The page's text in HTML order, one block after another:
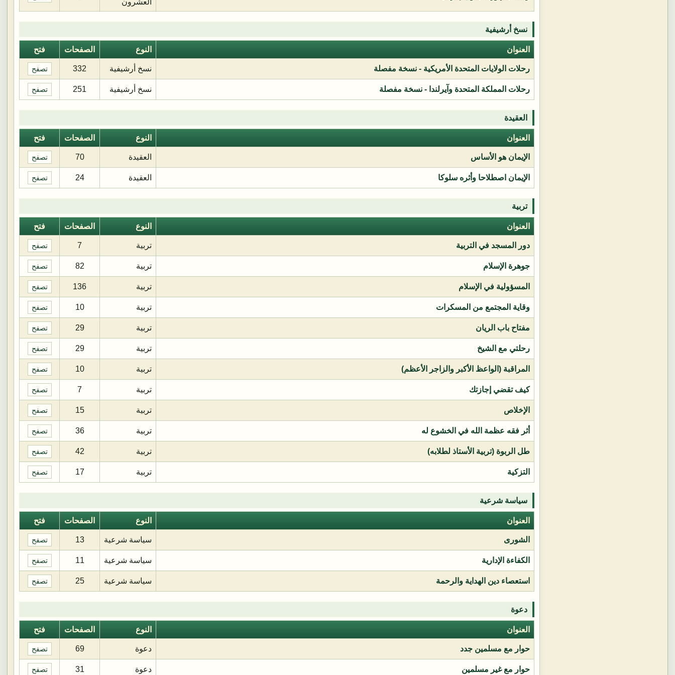
نسخ أرشيفية
العنوان النوع الصفحات فتح
رحلات الولايات المتحدة الأمريكية - نسخة مفصلة نسخ أرشيفية 332 تصفح
رحلات المملكة المتحدة وآيرلندا - نسخة مفصلة نسخ أرشيفية 251 تصفح
العقيدة
العنوان النوع الصفحات فتح
الإيمان هو الأساس العقيدة 70 تصفح
الإيمان اصطلاحا وأثره سلوكا العقيدة 24 تصفح
تربية
العنوان النوع الصفحات فتح
دور المسجد في التربية تربية 7 تصفح
جوهرة الإسلام تربية 82 تصفح
المسؤولية في الإسلام تربية 136 تصفح
وقاية المجتمع من المسكرات تربية 10 تصفح
مفتاح باب الريان تربية 29 تصفح
رحلتي مع الشيخ تربية 29 تصفح
المراقبة (الواعظ الأكبر والزاجر الأعظم) تربية 10 تصفح
كيف تقضي إجازتك تربية 7 تصفح
الإخلاص تربية 15 تصفح
أثر فقه عظمة الله في الخشوع له تربية 36 تصفح
طل الربوة (تربية الأستاذ لطلابه) تربية 42 تصفح
التزكية تربية 17 تصفح
سياسة شرعية
العنوان النوع الصفحات فتح
الشورى سياسة شرعية 13 تصفح
الكفاءة الإدارية سياسة شرعية 11 تصفح
استعصاء دين الهداية والرحمة سياسة شرعية 25 تصفح
دعوة
العنوان النوع الصفحات فتح
حوار مع مسلمين جدد دعوة 69 تصفح
حوار مع غير مسلمين دعوة 31 تصفح